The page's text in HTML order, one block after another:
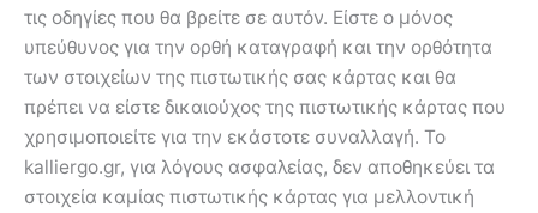
τις οδηγίες που θα βρείτε σε αυτόν. Είστε ο μόνος
υπεύθυνος για την ορθή καταγραφή και την ορθότητα
των στοιχείων της πιστωτικής σας κάρτας και θα
πρέπει να είστε δικαιούχος της πιστωτικής κάρτας που
χρησιμοποιείτε για την εκάστοτε συναλλαγή. Το
kalliergo.gr, για λόγους ασφαλείας, δεν αποθηκεύει τα
στοιχεία καμίας πιστωτικής κάρτας για μελλοντική